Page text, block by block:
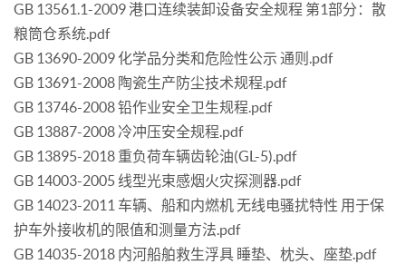
GB 13561.1-2009 港口连续装卸设备安全规程 第1部分：散
粮筒仓系统.pdf
GB 13690-2009 化学品分类和危险性公示 通则.pdf
GB 13691-2008 陶瓷生产防尘技术规程.pdf
GB 13746-2008 铅作业安全卫生规程.pdf
GB 13887-2008 冷冲压安全规程.pdf
GB 13895-2018 重负荷车辆齿轮油(GL-5).pdf
GB 14003-2005 线型光束感烟火灾探测器.pdf
GB 14023-2011 车辆、船和内燃机 无线电骚扰特性 用于保
护车外接收机的限值和测量方法.pdf
GB 14035-2018 内河船舶救生浮具 睡垫、枕头、座垫.pdf